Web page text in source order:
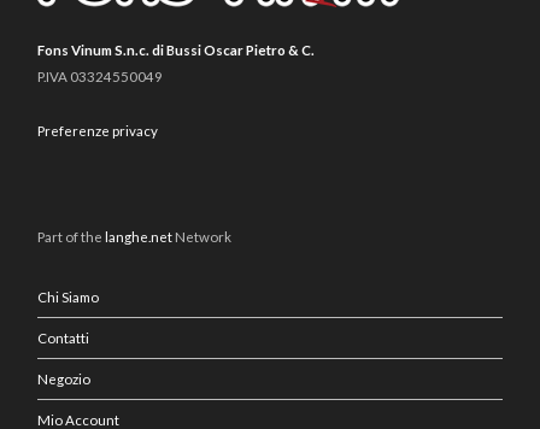
Fons Vinum S.n.c. di Bussi Oscar Pietro & C.
P.IVA 03324550049
Preferenze privacy
Part of thelanghe.net Network
Chi Siamo
Contatti
Negozio
Mio Account